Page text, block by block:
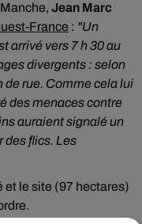
Jean Marc
France : "Un
arrivé vers 7 h 30 au
divergents : selon
de rue. Comme cela lui
des menaces contre
auraient signalé un
des flics. Les
et le site (97 hectares)